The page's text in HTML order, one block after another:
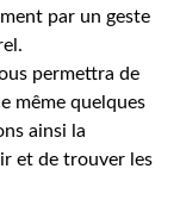
par un geste
permettra de
même quelques
ainsi la
et de trouver les